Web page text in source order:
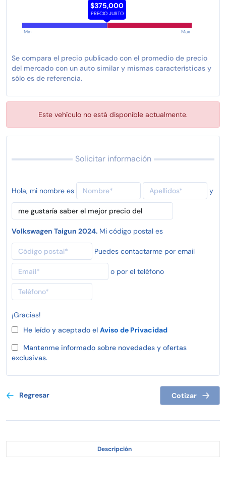
$375,000
PRECIO JUSTO
Min Max
Se compara el precio publicado con el promedio de precio
del mercado con un auto similar y mismas características y
sólo es de referencia.
Este vehículo no está disponible actualmente.
Solicitar información
Hola, mi nombre es y
Volkswagen Taigun 2024. Mi código postal es
Puedes contactarme por email
o por el teléfono
¡Gracias!
He leído y aceptado el Aviso de Privacidad
Mantenme informado sobre novedades y ofertas
exclusivas.
Regresar Cotizar
Descripción